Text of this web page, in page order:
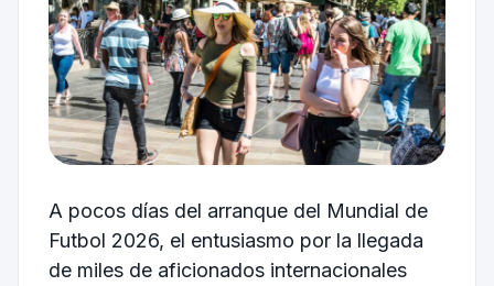
A pocos días del arranque del Mundial de
Futbol 2026, el entusiasmo por la llegada
de miles de aficionados internacionales